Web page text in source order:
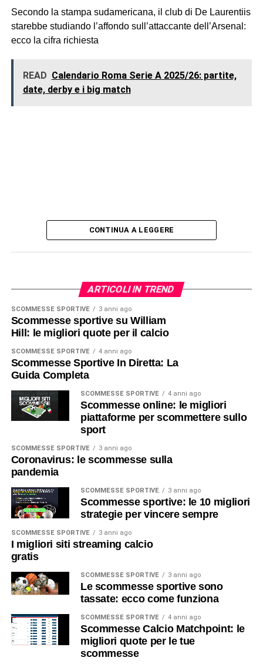
Secondo la stampa sudamericana, il club di De Laurentiis
starebbe studiando l’affondo sull’attaccante dell’Arsenal:
ecco la cifra richiesta
READ Calendario Roma Serie A 2025/26: partite,
date, derby e i big match
CONTINUA A LEGGERE
ARTICOLI IN TREND
SCOMMESSE SPORTIVE 3 anni ago
Scommesse sportive su William
Hill: le migliori quote per il calcio
SCOMMESSE SPORTIVE 4 anni ago
Scommesse Sportive In Diretta: La
Guida Completa
SCOMMESSE SPORTIVE 4 anni ago
Scommesse online: le migliori
piattaforme per scommettere sullo
sport
SCOMMESSE SPORTIVE 3 anni ago
Coronavirus: le scommesse sulla
pandemia
SCOMMESSE SPORTIVE 3 anni ago
Scommesse sportive: le 10 migliori
strategie per vincere sempre
SCOMMESSE SPORTIVE 3 anni ago
I migliori siti streaming calcio
gratis
SCOMMESSE SPORTIVE 3 anni ago
Le scommesse sportive sono
tassate: ecco come funziona
SCOMMESSE SPORTIVE 4 anni ago
Scommesse Calcio Matchpoint: le
migliori quote per le tue
scommesse